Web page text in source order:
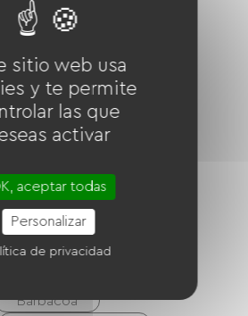
Las cuatro
Frigorífico
privado cercado
Barbacoa
sitio web usa
y te permite
las que
activar
aceptar todas
Personalizar
de privacidad